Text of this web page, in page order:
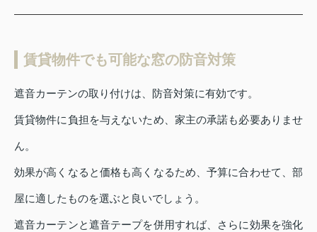
賃貸物件でも可能な窓の防音対策
遮音カーテンの取り付けは、防音対策に有効です。
賃貸物件に負担を与えないため、家主の承諾も必要ありませ
ん。
効果が高くなると価格も高くなるため、予算に合わせて、部
屋に適したものを選ぶと良いでしょう。
遮音カーテンと遮音テープを併用すれば、さらに効果を強化